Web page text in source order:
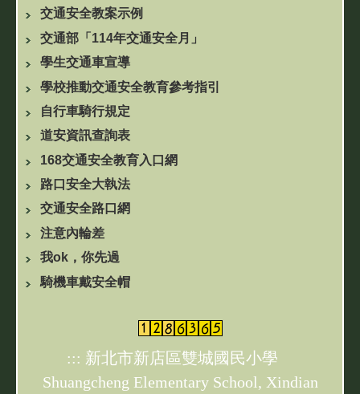
水域安全專區
雙城防疫專區
家庭教育專區
性平教育專區
校外人士協助教學或活動專區
美味菜單
健康促進宣導
交通安全教案示例
交通部「114年交通安全月」
學生交通車宣導
學校推動交通安全教育參考指引
自行車騎行規定
道安資訊查詢表
168交通安全教育入口網
路口安全大執法
交通安全路口網
注意內輪差
我ok，你先過
騎機車戴安全帽
::: 新北市新店區雙城國民小學
Shuangcheng Elementary School, Xindian